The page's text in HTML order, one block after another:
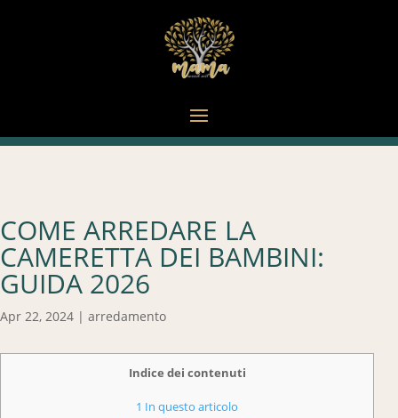
COME ARREDARE LA
CAMERETTA DEI BAMBINI:
GUIDA 2026
Apr 22, 2024 | arredamento
Indice dei contenuti
1 In questo articolo